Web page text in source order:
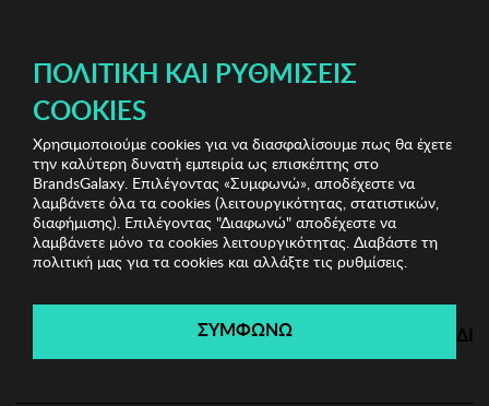
Home Bazaar Vol.1 Κουζινικά Είδη
Σετ Φλυτζάνια
Καφέ 12 Τεμ. Hermia
Home Bazaar Vol.1
Λήγει σε: 01ημέρες | 01ώρες 59λεπτά 32δευτ.
ΠΟΛΙΤΙΚΉ ΚΑΙ ΡΥΘΜΊΣΕΙΣ
COOKIES
Χρησιμοποιούμε cookies για να διασφαλίσουμε πως θα έχετε
την καλύτερη δυνατή εμπειρία ως επισκέπτης στο
BrandsGalaxy. Επιλέγοντας «Συμφωνώ», αποδέχεστε να
λαμβάνετε όλα τα cookies (λειτουργικότητας, στατιστικών,
διαφήμισης). Επιλέγοντας "Διαφωνώ" αποδέχεστε να
λαμβάνετε μόνο τα cookies λειτουργικότητας. Διαβάστε τη
πολιτική μας για τα cookies και αλλάξτε τις ρυθμίσεις.
ΣΥΜΦΩΝΩ